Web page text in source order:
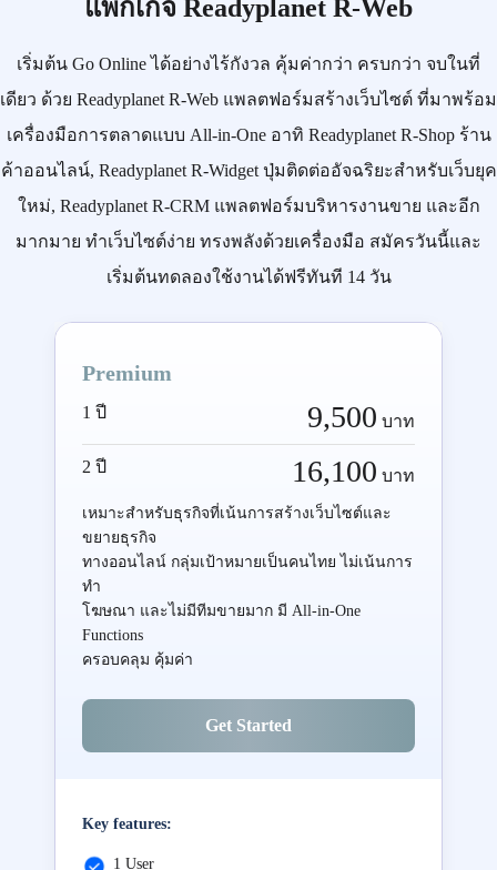
แพ็กเกจ Readyplanet R-Web
เริ่มต้น Go Onlineได้อย่างไร้กังวล คุ้มค่ากว่า ครบกว่า จบในที่
เดียว ด้วย Readyplanet R-Web แพลตฟอร์มสร้างเว็บไซต์ ที่มาพร้อม
เครื่องมือการตลาดแบบ All-in-Oneอาทิ Readyplanet R-Shopร้าน
ค้าออนไลน์, Readyplanet R-Widgetปุ่มติดต่ออัจฉริยะสำหรับเว็บยุค
ใหม่, Readyplanet R-CRMแพลตฟอร์มบริหารงานขาย และอีก
มากมาย ทำเว็บไซต์ง่าย ทรงพลังด้วยเครื่องมือ สมัครวันนี้และ
เริ่มต้นทดลองใช้งานได้ฟรีทันที 14 วัน
Premium
1 ปี 9,500 บาท
2 ปี 16,100 บาท
เหมาะสำหรับธุรกิจที่เน้นการสร้างเว็บไซต์และ
ขยายธุรกิจ
ทางออนไลน์ กลุ่มเป้าหมายเป็นคนไทย ไม่เน้นการ
ทำ
โฆษณา และไม่มีทีมขายมาก มี All-in-One
Functions
ครอบคลุม คุ้มค่า
Get Started
Key features:
1 User